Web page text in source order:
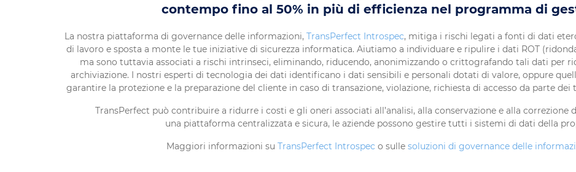
contempo fino al 50% in più di efficienza nel programma di
La nostra piattaforma di governance delle informazioni, TransPerfect Introspec, mitiga i rischi legati a fonti di dati
di lavoro e sposta a monte le tue iniziative di sicurezza informatica. Aiutiamo a individuare e ripulire i dati ROT
ma sono tuttavia associati a rischi intrinseci, eliminando, riducendo, anonimizzando o crittografando tali dati per
archiviazione. I nostri esperti di tecnologia dei dati identificano i dati sensibili e personali dotati di valore, oppure
garantire la protezione e la preparazione del cliente in caso di transazione, violazione, richiesta di accesso da parte
TransPerfect può contribuire a ridurre i costi e gli oneri associati all’analisi, alla conservazione e alla
una piattaforma centralizzata e sicura, le aziende possono gestire tutti i sistemi di dati della
Maggiori informazioni su TransPerfect Introspec o sulle soluzioni di governance delle